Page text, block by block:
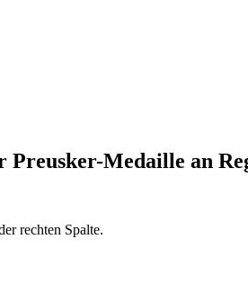
Medaille an
rechten Spalte.